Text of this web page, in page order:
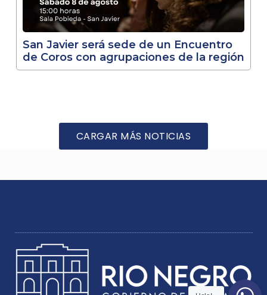
San Javier será sede de un Encuentro
de Coros con agrupaciones de la región
CARGAR MÁS NOTICIAS